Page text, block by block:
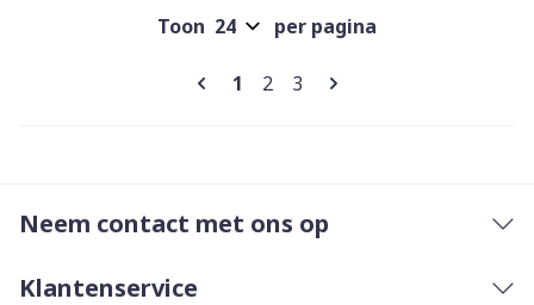
Pagina's
U lees momenteel pagina
1 Pagina
2 Pagina
3
Toon per pagina
Neem contact met ons op
Klantenservice